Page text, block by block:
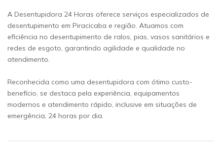
A Desentupidora 24 Horas oferece serviços especializados de
desentupimento em Piracicaba e região. Atuamos com
eficiência no desentupimento de ralos, pias, vasos sanitários e
redes de esgoto, garantindo agilidade e qualidade no
atendimento.
Reconhecida como uma desentupidora com ótimo custo-
benefício, se destaca pela experiência, equipamentos
modernos e atendimento rápido, inclusive em situações de
emergência, 24 horas por dia.